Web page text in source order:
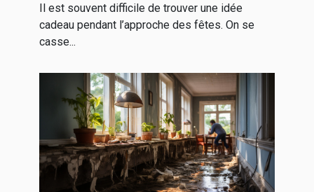
Il est souvent difficile de trouver une idée
cadeau pendant l’approche des fêtes. On se
casse...